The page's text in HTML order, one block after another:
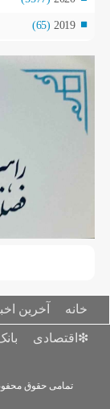
2019
(65)
خانه آخرین
❇اقتصادی
تمامی حقوق